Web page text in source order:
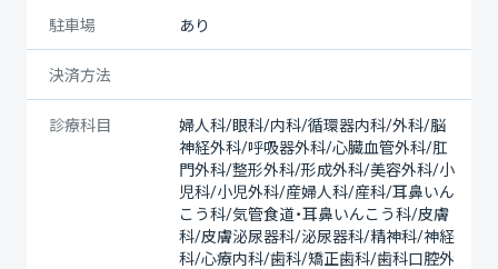
駐車場 あり
決済方法
診療科目
婦人科/眼科/内科/循環器内科/外科/脳
神経外科/呼吸器外科/心臓血管外科/肛
門外科/整形外科/形成外科/美容外科/小
児科/小児外科/産婦人科/産科/耳鼻いん
こう科/気管食道・耳鼻いんこう科/皮膚
科/皮膚泌尿器科/泌尿器科/精神科/神経
科/心療内科/歯科/矯正歯科/歯科口腔外